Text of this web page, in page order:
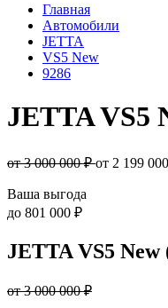
Главная
Автомобили
JETTA
VS5 New
9286
JETTA VS5
от 3 000 000 ₽от 2 199 000
Ваша выгода
до 801 000 ₽
JETTA VS5 New
от 3 000 000 ₽